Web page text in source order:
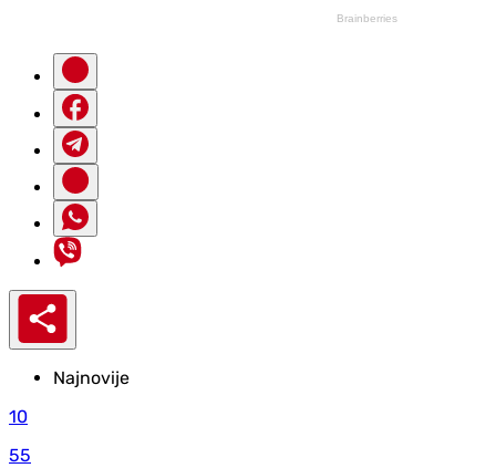
Najnovije
10
55